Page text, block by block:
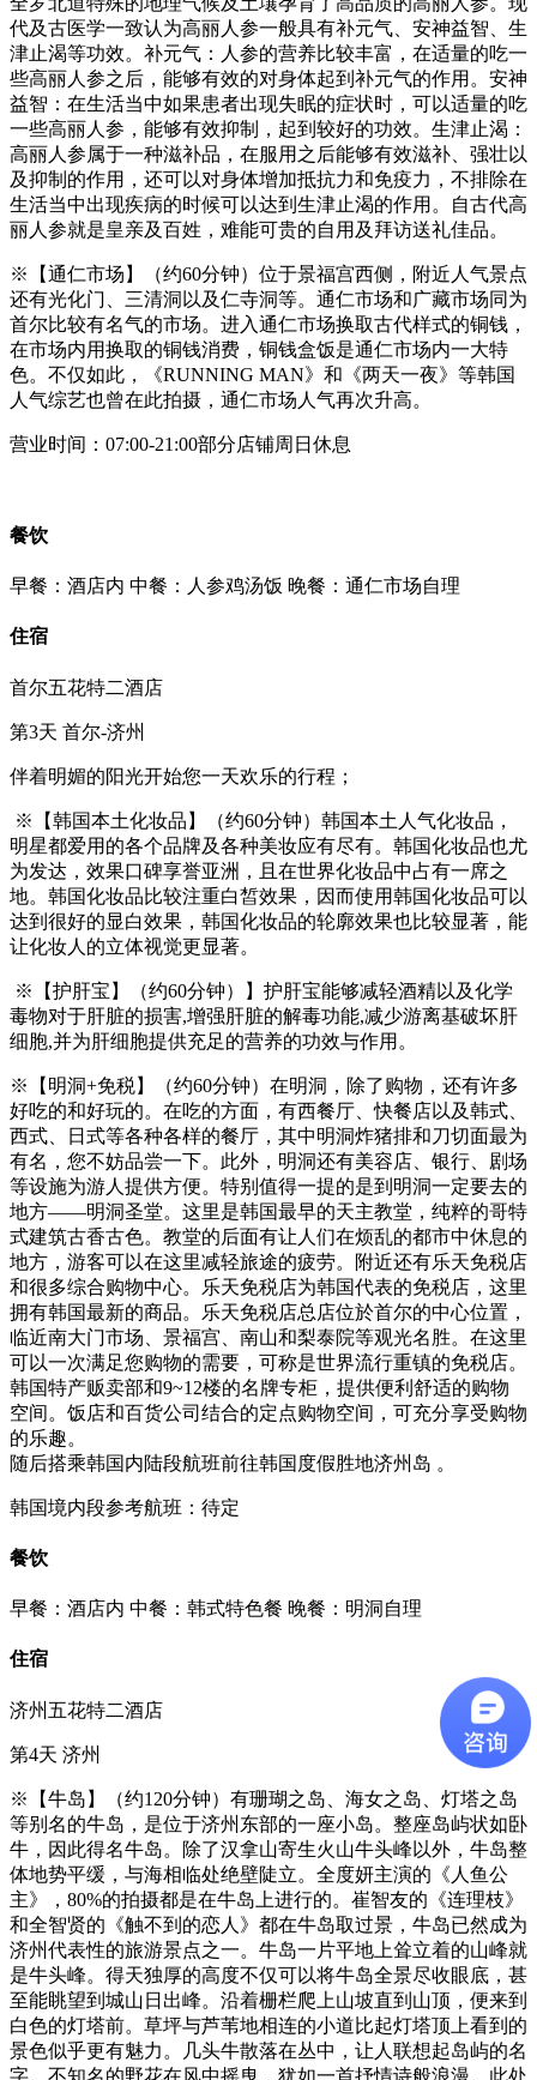
代及古医学一致认为高丽人参一般具有补元气、安神益智、生
津止渴等功效。补元气：人参的营养比较丰富，在适量的吃一
些高丽人参之后，能够有效的对身体起到补元气的作用。安神
益智：在生活当中如果患者出现失眠的症状时，可以适量的吃
一些高丽人参，能够有效抑制，起到较好的功效。生津止渴：
高丽人参属于一种滋补品，在服用之后能够有效滋补、强壮以
及抑制的作用，还可以对身体增加抵抗力和免疫力，不排除在
生活当中出现疾病的时候可以达到生津止渴的作用。自古代高
丽人参就是皇亲及百姓，难能可贵的自用及拜访送礼佳品。
※【通仁市场】（约60分钟）位于景福宫西侧，附近人气景点
还有光化门、三清洞以及仁寺洞等。通仁市场和广藏市场同为
首尔比较有名气的市场。进入通仁市场换取古代样式的铜钱，
在市场内用换取的铜钱消费，铜钱盒饭是通仁市场内一大特
色。不仅如此，《RUNNING MAN》和《两天一夜》等韩国
人气综艺也曾在此拍摄，通仁市场人气再次升高。
营业时间：07:00-21:00部分店铺周日休息
餐饮
早餐：酒店内 中餐：人参鸡汤饭 晚餐：通仁市场自理
住宿
首尔五花特二酒店
第3天 首尔-济州
伴着明媚的阳光开始您一天欢乐的行程；
※【韩国本土化妆品】（约60分钟）韩国本土人气化妆品，
明星都爱用的各个品牌及各种美妆应有尽有。韩国化妆品也尤
为发达，效果口碑享誉亚洲，且在世界化妆品中占有一席之
地。韩国化妆品比较注重白皙效果，因而使用韩国化妆品可以
达到很好的显白效果，韩国化妆品的轮廓效果也比较显著，能
让化妆人的立体视觉更显著。
※【护肝宝】（约60分钟）】护肝宝能够减轻酒精以及化学
毒物对于肝脏的损害,增强肝脏的解毒功能,减少游离基破坏肝
细胞,并为肝细胞提供充足的营养的功效与作用。
※【明洞+免税】（约60分钟）在明洞，除了购物，还有许多
好吃的和好玩的。在吃的方面，有西餐厅、快餐店以及韩式、
西式、日式等各种各样的餐厅，其中明洞炸猪排和刀切面最为
有名，您不妨品尝一下。此外，明洞还有美容店、银行、剧场
等设施为游人提供方便。特别值得一提的是到明洞一定要去的
地方——明洞圣堂。这里是韩国最早的天主教堂，纯粹的哥特
式建筑古香古色。教堂的后面有让人们在烦乱的都市中休息的
地方，游客可以在这里减轻旅途的疲劳。附近还有乐天免税店
和很多综合购物中心。乐天免税店为韩国代表的免税店，这里
拥有韩国最新的商品。乐天免税店总店位於首尔的中心位置，
临近南大门市场、景福宫、南山和梨泰院等观光名胜。在这里
可以一次满足您购物的需要，可称是世界流行重镇的免税店。
韩国特产贩卖部和9~12楼的名牌专柜，提供便利舒适的购物
空间。饭店和百货公司结合的定点购物空间，可充分享受购物
的乐趣。
随后搭乘韩国内陆段航班前往韩国度假胜地济州岛 。
韩国境内段参考航班：待定
餐饮
早餐：酒店内 中餐：韩式特色餐 晚餐：明洞自理
住宿
济州五花特二酒店
第4天 济州
※【牛岛】（约120分钟）有珊瑚之岛、海女之岛、灯塔之岛
等别名的牛岛，是位于济州东部的一座小岛。整座岛屿状如卧
牛，因此得名牛岛。除了汉拿山寄生火山牛头峰以外，牛岛整
体地势平缓，与海相临处绝壁陡立。全度妍主演的《人鱼公
主》，80%的拍摄都是在牛岛上进行的。崔智友的《连理枝》
和全智贤的《触不到的恋人》都在牛岛取过景，牛岛已然成为
济州代表性的旅游景点之一。牛岛一片平地上耸立着的山峰就
是牛头峰。得天独厚的高度不仅可以将牛岛全景尽收眼底，甚
至能眺望到城山日出峰。沿着栅栏爬上山坡直到山顶，便来到
白色的灯塔前。草坪与芦苇地相连的小道比起灯塔顶上看到的
景色似乎更有魅力。几头牛散落在丛中，让人联想起岛屿的名
字。不知名的野花在风中摇曳，犹如一首抒情诗般浪漫。此处